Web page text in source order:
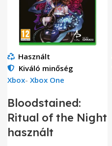
Használt
Kiváló minőség
Xbox- Xbox One
Bloodstained:
Ritual of the Night
használt